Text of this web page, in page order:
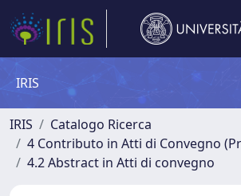
IRIS
IRIS
Catalogo Ricerca
4 Contributo in Atti di Convegno
4.2 Abstract in Atti di convegno